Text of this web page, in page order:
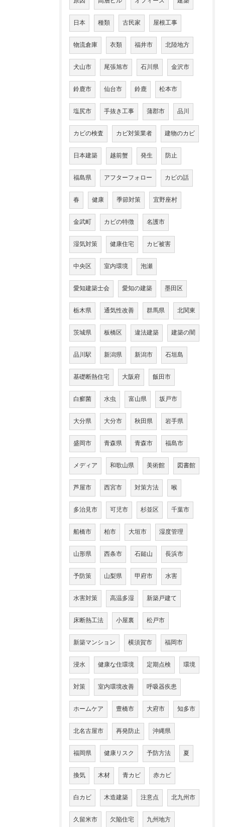
日本 種類 古民家 屋根工事
物流倉庫 衣類 福井市 北陸地方
犬山市 尾張旭市 石川県 金沢市
鈴鹿市 仙台市 鈴鹿 松本市
塩尻市 手抜き工事 蒲郡市 品川
カビの検査 カビ対策業者 建物のカビ
日本建築 越前蟹 発生 防止
福島県 アフターフォロー カビの話
春 健康 季節対策 宜野座村
金武町 カビの特徴 名護市
湿気対策 健康住宅 カビ被害
中央区 室内環境 泡瀬
愛知建築士会 愛知の建築 墨田区
栃木県 通気性改善 群馬県 北関東
茨城県 板橋区 違法建築 建築の闇
品川駅 新潟県 新潟市 石垣島
基礎断熱住宅 大阪府 飯田市
白癬菌 水虫 富山県 坂戸市
大分県 大分市 秋田県 岩手県
盛岡市 青森県 青森市 福島市
メディア 和歌山県 美術館 図書館
芦屋市 西宮市 対策方法 喉
多治見市 可児市 杉並区 千葉市
船橋市 柏市 大垣市 湿度管理
山形県 西条市 石鎚山 長浜市
予防策 山梨県 甲府市 水害
水害対策 高温多湿 新築戸建て
床断熱工法 小屋裏 松戸市
新築マンション 横須賀市 福岡市
浸水 健康な住環境 定期点検 環境
対策 室内環境改善 呼吸器疾患
ホームケア 豊橋市 大府市 知多市
北名古屋市 再発防止 沖縄県
福岡県 健康リスク 予防方法 夏
換気 木材 青カビ 赤カビ
白カビ 木造建築 注意点 北九州市
久留米市 欠陥住宅 九州地方